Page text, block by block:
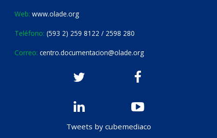
Web: www.olade.org
Teléfono: (593 2) 259 8122 / 2598 280
Correo: centro.documentacion@olade.org
Tweets by cubemediaco